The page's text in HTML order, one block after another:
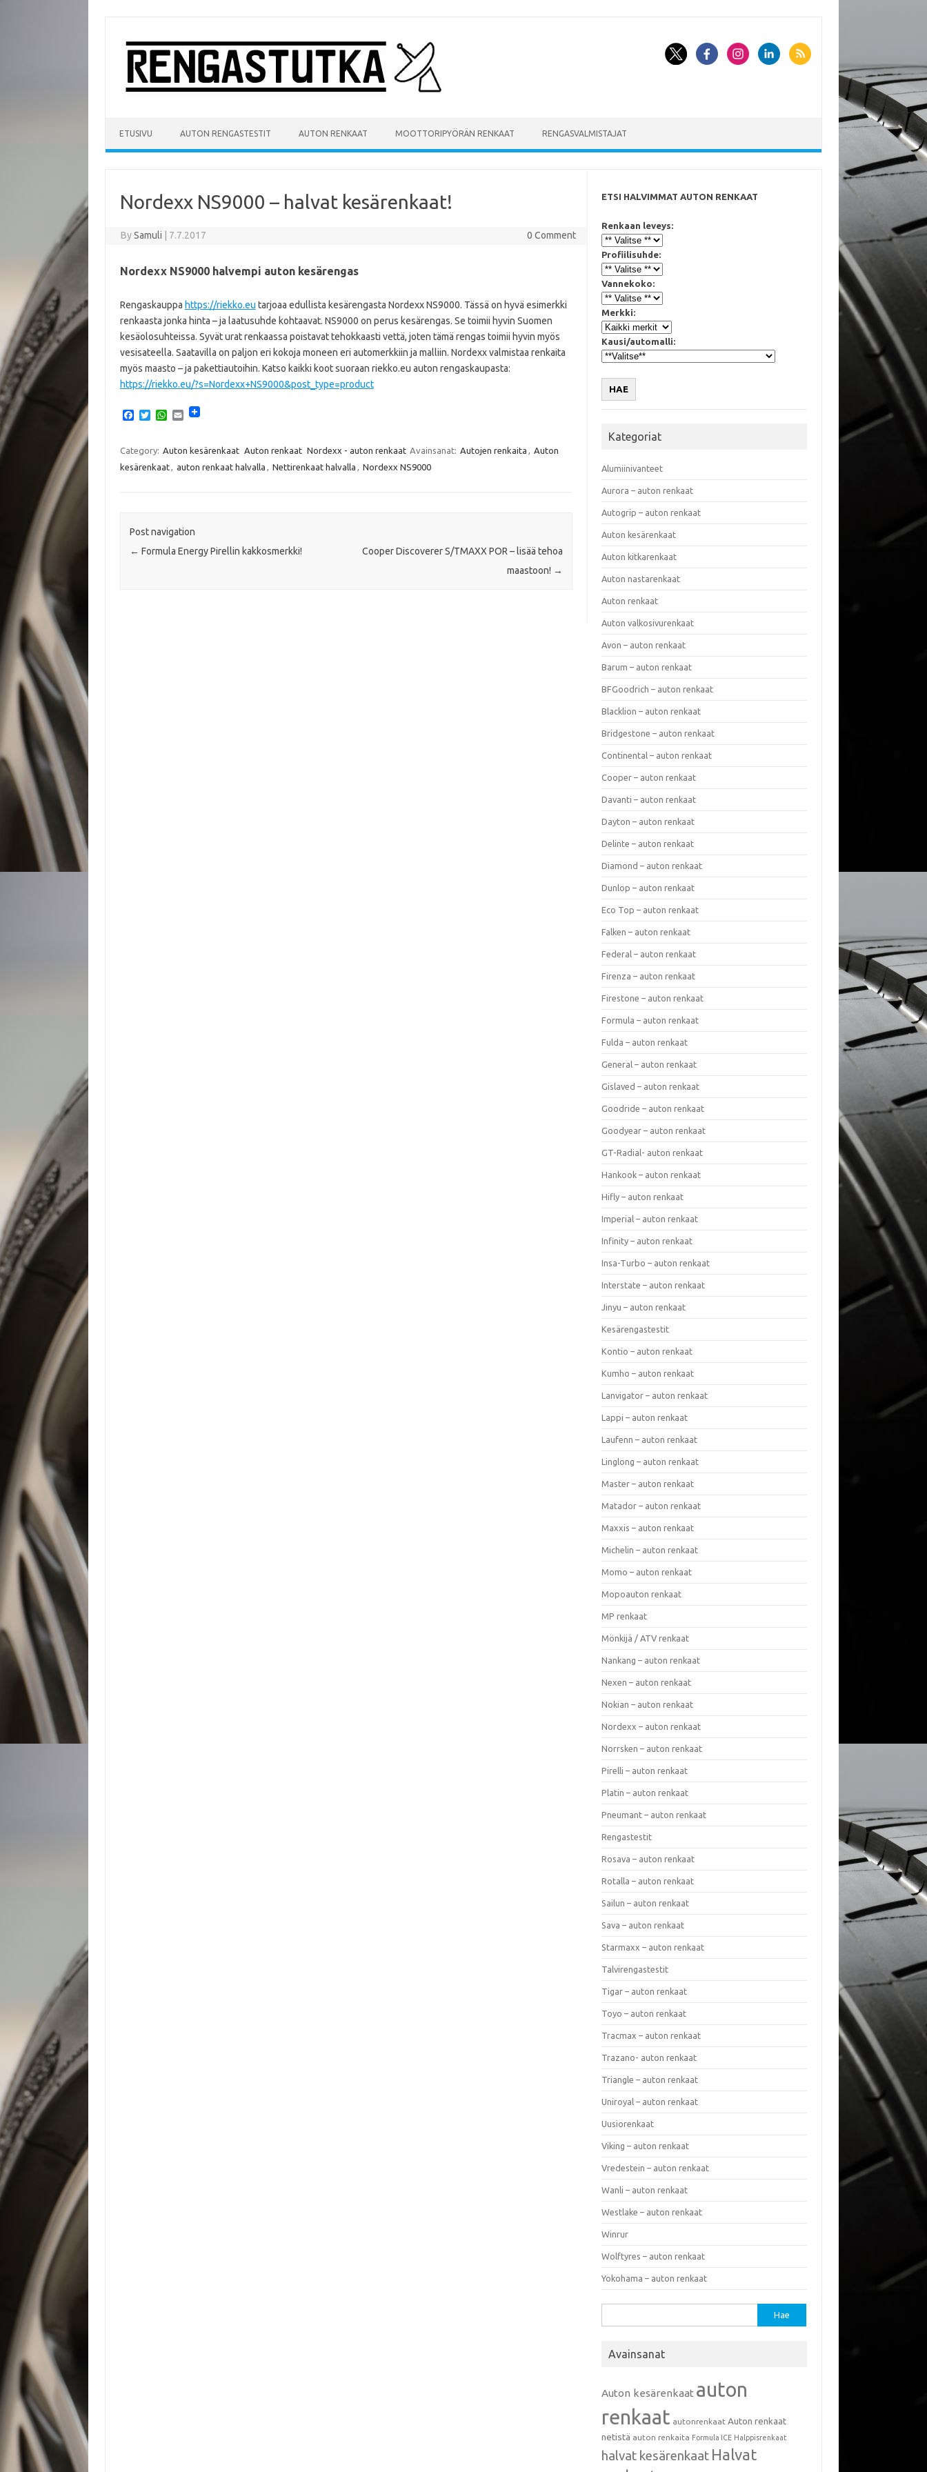
content
ETUSIVU AUTON RENGASTESTIT AUTON RENKAAT MOOTTORIPYÖRÄN RENKAAT RENGASVALMISTAJAT
Nordexx NS9000 – halvat kesärenkaat!
BySamuli 7.7.2017 0 Comment
Nordexx NS9000 halvempi auton kesärengas
Rengaskauppa https://riekko.eu tarjoaa edullista kesärengasta Nordexx NS9000. Tässä on hyvä esimerkki
renkaasta jonka hinta – ja laatusuhde kohtaavat. NS9000 on perus kesärengas. Se toimii hyvin Suomen
kesäolosuhteissa. Syvät urat renkaassa poistavat tehokkaasti vettä, joten tämä rengas toimii hyvin myös
vesisateella. Saatavilla on paljon eri kokoja moneen eri automerkkiin ja malliin. Nordexx valmistaa renkaita
myös maasto – ja pakettiautoihin. Katso kaikki koot suoraan riekko.eu auton rengaskaupasta:
https://riekko.eu/?s=Nordexx+NS9000&post_type=product
F
e
b
o
T
t
t
e
W
t
A
E
i
Category: Auton kesärenkaat Auton renkaat Nordexx - auton renkaat Avainsanat: Autojen renkaita , Auton
kesärenkaat, auton renkaat halvalla , Nettirenkaat halvalla , Nordexx NS9000
Post navigation
← Formula Energy Pirellin kakkosmerkki!
Cooper Discoverer S/TMAXX POR – lisää tehoa
maastoon! →
ETSI HALVIMMAT AUTON RENKAAT
Renkaan leveys:
Profiilisuhde:
Vannekoko:
Merkki:
Kausi/automalli:
HAE
Kategoriat
Alumiinivanteet
Aurora – auton renkaat
Autogrip – auton renkaat
Auton kesärenkaat
Auton kitkarenkaat
Auton nastarenkaat
Auton renkaat
Auton valkosivurenkaat
Avon – auton renkaat
Barum – auton renkaat
BFGoodrich – auton renkaat
Blacklion – auton renkaat
Bridgestone – auton renkaat
Continental – auton renkaat
Cooper – auton renkaat
Davanti – auton renkaat
Dayton – auton renkaat
Delinte – auton renkaat
Diamond – auton renkaat
Dunlop – auton renkaat
Eco Top – auton renkaat
Falken – auton renkaat
Federal – auton renkaat
Firenza – auton renkaat
Firestone – auton renkaat
Formula – auton renkaat
Fulda – auton renkaat
General – auton renkaat
Gislaved – auton renkaat
Goodride – auton renkaat
Goodyear – auton renkaat
GT-Radial- auton renkaat
Hankook – auton renkaat
Hifly – auton renkaat
Imperial – auton renkaat
Infinity – auton renkaat
Insa-Turbo – auton renkaat
Interstate – auton renkaat
Jinyu – auton renkaat
Kesärengastestit
Kontio – auton renkaat
Kumho – auton renkaat
Lanvigator – auton renkaat
Lappi – auton renkaat
Laufenn – auton renkaat
Linglong – auton renkaat
Master – auton renkaat
Matador – auton renkaat
Maxxis – auton renkaat
Michelin – auton renkaat
Momo – auton renkaat
Mopoauton renkaat
MP renkaat
Mönkijä / ATV renkaat
Nankang – auton renkaat
Nexen – auton renkaat
Nokian – auton renkaat
Nordexx – auton renkaat
Norrsken – auton renkaat
Pirelli – auton renkaat
Platin – auton renkaat
Pneumant – auton renkaat
Rengastestit
Rosava – auton renkaat
Rotalla – auton renkaat
Sailun – auton renkaat
Sava – auton renkaat
Starmaxx – auton renkaat
Talvirengastestit
Tigar – auton renkaat
Toyo – auton renkaat
Tracmax – auton renkaat
Trazano- auton renkaat
Triangle – auton renkaat
Uniroyal – auton renkaat
Uusiorenkaat
Viking – auton renkaat
Vredestein – auton renkaat
Wanli – auton renkaat
Westlake – auton renkaat
Winrur
Wolftyres – auton renkaat
Yokohama – auton renkaat
Avainsanat
Auton kesärenkaat auton
renkaat autonrenkaat Auton renkaat
netistä auton renkaita Formula ICE Halppisrenkaat
halvat kesärenkaat Halvat